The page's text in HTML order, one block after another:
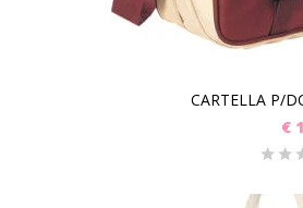
CARTELLA P/
€